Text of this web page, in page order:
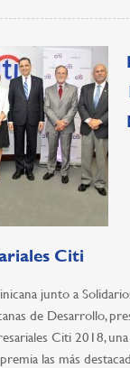
Citi
junto a
de Desarrollo,
Citi 2018,
las más